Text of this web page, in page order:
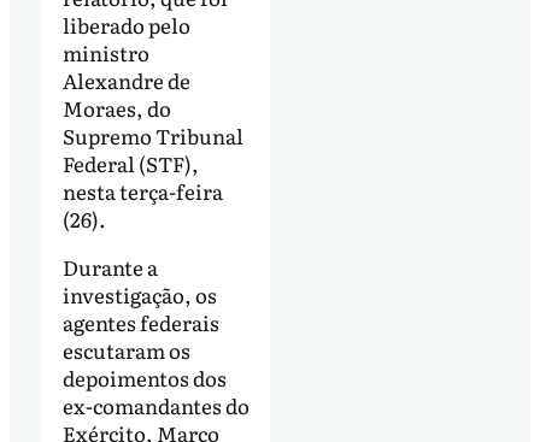
liberado pelo
ministro
Alexandre de
Moraes, do
Supremo Tribunal
Federal (STF),
nesta terça-feira
(26).
Durante a
investigação, os
agentes federais
escutaram os
depoimentos dos
ex-comandantes do
Exército, Marco